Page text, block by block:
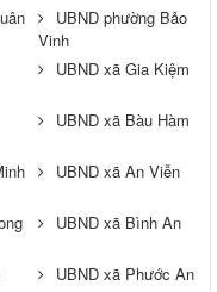
UBND phường Bảo
Vinh
UBND xã Gia Kiệm
UBND xã Bàu Hàm
UBND xã An Viễn
UBND xã Bình An
UBND xã Phước An